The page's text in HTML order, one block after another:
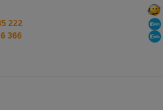
222
366